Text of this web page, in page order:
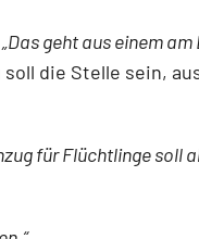
„Das geht aus einem
soll die Stelle sein,
für Flüchtlinge soll